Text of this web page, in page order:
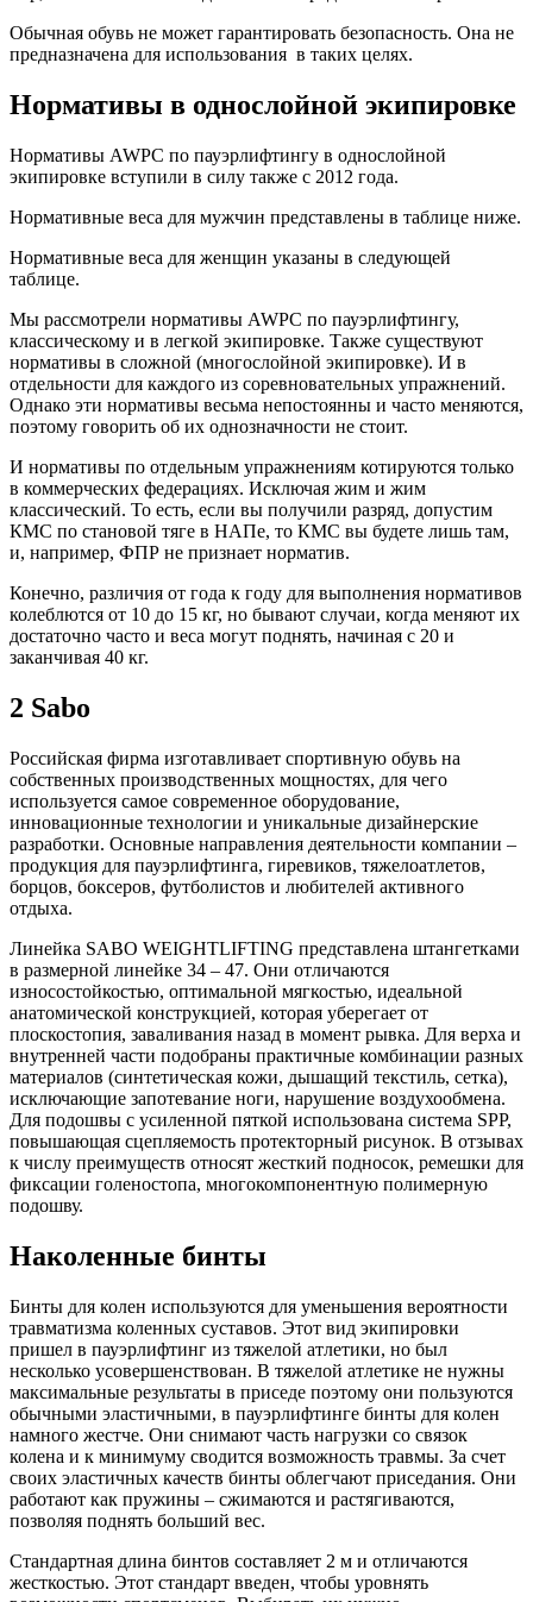
Обычная обувь не может гарантировать безопасность. Она не
предназначена для использования в таких целях.
Нормативы в однослойной экипировке
Нормативы AWPC по пауэрлифтингу в однослойной
экипировке вступили в силу также с 2012 года.
Нормативные веса для мужчин представлены в таблице ниже.
Нормативные веса для женщин указаны в следующей
таблице.
Мы рассмотрели нормативы AWPC по пауэрлифтингу,
классическому и в легкой экипировке. Также существуют
нормативы в сложной (многослойной экипировке). И в
отдельности для каждого из соревновательных упражнений.
Однако эти нормативы весьма непостоянны и часто меняются,
поэтому говорить об их однозначности не стоит.
И нормативы по отдельным упражнениям котируются только
в коммерческих федерациях. Исключая жим и жим
классический. То есть, если вы получили разряд, допустим
КМС по становой тяге в НАПе, то КМС вы будете лишь там,
и, например, ФПР не признает норматив.
Конечно, различия от года к году для выполнения нормативов
колеблются от 10 до 15 кг, но бывают случаи, когда меняют их
достаточно часто и веса могут поднять, начиная с 20 и
заканчивая 40 кг.
2 Sabo
Российская фирма изготавливает спортивную обувь на
собственных производственных мощностях, для чего
используется самое современное оборудование,
инновационные технологии и уникальные дизайнерские
разработки. Основные направления деятельности компании –
продукция для пауэрлифтинга, гиревиков, тяжелоатлетов,
борцов, боксеров, футболистов и любителей активного
отдыха.
Линейка SABO WEIGHTLIFTING представлена штангетками
в размерной линейке 34 – 47. Они отличаются
износостойкостью, оптимальной мягкостью, идеальной
анатомической конструкцией, которая уберегает от
плоскостопия, заваливания назад в момент рывка. Для верха и
внутренней части подобраны практичные комбинации разных
материалов (синтетическая кожи, дышащий текстиль, сетка),
исключающие запотевание ноги, нарушение воздухообмена.
Для подошвы с усиленной пяткой использована система SPP,
повышающая сцепляемость протекторный рисунок. В отзывах
к числу преимуществ относят жесткий подносок, ремешки для
фиксации голеностопа, многокомпонентную полимерную
подошву.
Наколенные бинты
Бинты для колен используются для уменьшения вероятности
травматизма коленных суставов. Этот вид экипировки
пришел в пауэрлифтинг из тяжелой атлетики, но был
несколько усовершенствован. В тяжелой атлетике не нужны
максимальные результаты в приседе поэтому они пользуются
обычными эластичными, в пауэрлифтинге бинты для колен
намного жестче. Они снимают часть нагрузки со связок
колена и к минимуму сводится возможность травмы. За счет
своих эластичных качеств бинты облегчают приседания. Они
работают как пружины – сжимаются и растягиваются,
позволяя поднять больший вес.
Стандартная длина бинтов составляет 2 м и отличаются
жесткостью. Этот стандарт введен, чтобы уровнять